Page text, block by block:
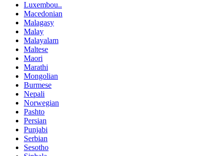
Luxembou..
Macedonian
Malagasy
Malay
Malayalam
Maltese
Maori
Marathi
Mongolian
Burmese
Nepali
Norwegian
Pashto
Persian
Punjabi
Serbian
Sesotho